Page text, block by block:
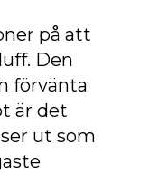
på att
Den
förvänta
är det
ut som